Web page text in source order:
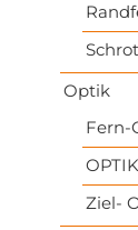
Optik
Fern-
OPTIK
Ziel-